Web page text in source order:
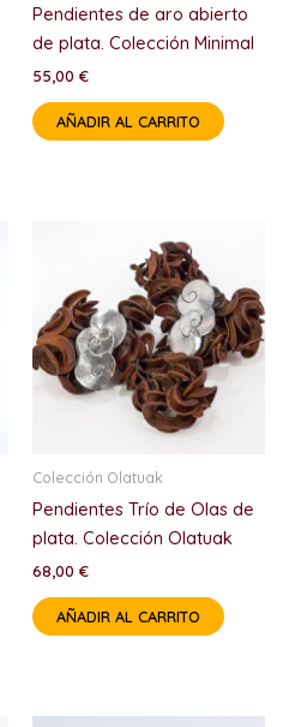
Pendientes de aro abierto
de plata. Colección Minimal
55,00 €
AÑADIR AL CARRITO
Colección Olatuak
Pendientes Trío de Olas de
plata. Colección Olatuak
68,00 €
AÑADIR AL CARRITO